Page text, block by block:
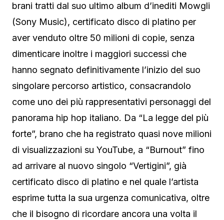
brani tratti dal suo ultimo album d’inediti Mowgli
(Sony Music), certificato disco di platino per
aver venduto oltre 50 milioni di copie, senza
dimenticare inoltre i maggiori successi che
hanno segnato definitivamente l’inizio del suo
singolare percorso artistico, consacrandolo
come uno dei più rappresentativi personaggi del
panorama hip hop italiano. Da “La legge del più
forte”, brano che ha registrato quasi nove milioni
di visualizzazioni su YouTube, a “Burnout” fino
ad arrivare al nuovo singolo “Vertigini”, già
certificato disco di platino e nel quale l’artista
esprime tutta la sua urgenza comunicativa, oltre
che il bisogno di ricordare ancora una volta il